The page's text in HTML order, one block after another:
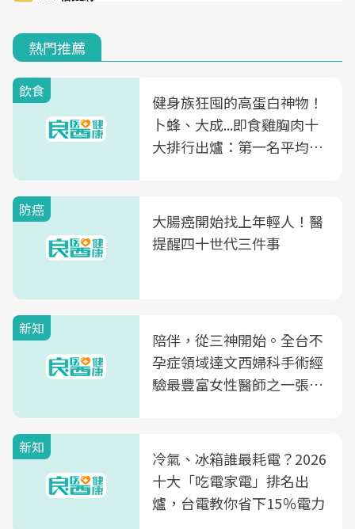
熱門推薦
飲食
健身族狂囤的高蛋白神物！
卜蜂、大成...即食雞胸肉十
大排行出爐：第一名平均一
防癌
大腸癌開始找上年輕人！醫
提醒四十世代三件事
新知
陪伴，從三神開始。全台不
孕症領域達文西婦科手術經
驗最豐富女性醫師之一張永
光田醫院建構360度女性健
康照護生態圈
新知
冷氣、冰箱誰最耗電？2026
十大「吃電家電」排名出
爐，台電教你省下15％電力